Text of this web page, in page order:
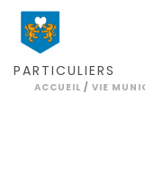
PARTICULIERS
ACCUEIL / VIE